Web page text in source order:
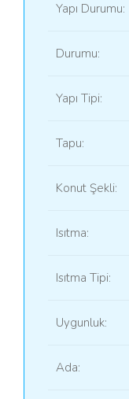
Yapı Durumu:
Durumu:
Yapı Tipi:
Tapu:
Konut Şekli:
Isıtma:
Isıtma Tipi:
Uygunluk:
Ada: